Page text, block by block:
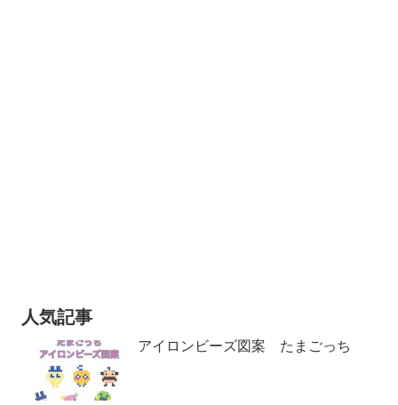
人気記事
アイロンビーズ図案 たまごっち